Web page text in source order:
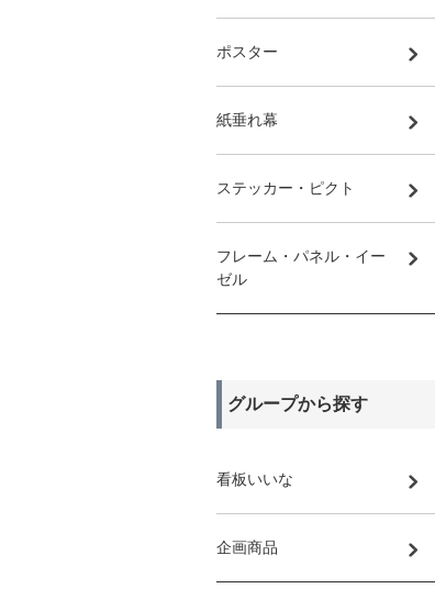
ポスター
紙垂れ幕
ステッカー・ピクト
フレーム・パネル・イー
ゼル
グループから探す
看板いいな
企画商品